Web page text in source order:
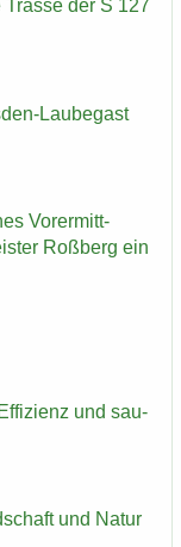
der S 127
​Laubegast
Vor­er­mitt­
Roß­berg ein
und sau­
und Natur